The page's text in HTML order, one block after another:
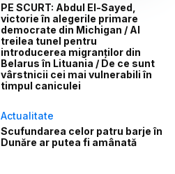
PE SCURT: Abdul El-Sayed,
victorie în alegerile primare
democrate din Michigan / Al
treilea tunel pentru
introducerea migranților din
Belarus în Lituania / De ce sunt
vârstnicii cei mai vulnerabili în
timpul caniculei
Actualitate
Scufundarea celor patru barje în
Dunăre ar putea fi amânată